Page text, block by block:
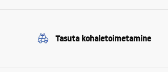
Tasuta kohaletoimetamine